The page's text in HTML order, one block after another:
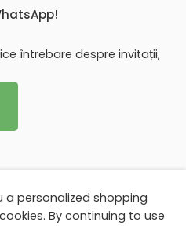
întrebare despre invitații,
rezervate. eMarturii.ro!
a personalized shopping
By continuing to use